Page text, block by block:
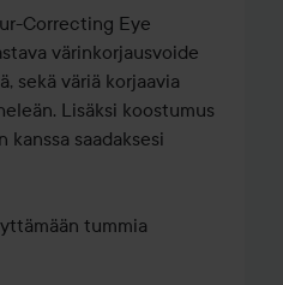
Correcting Eye
värinkorjausvoide
sekä väriä korjaavia
Lisäksi koostumus
saadaksesi
tummia